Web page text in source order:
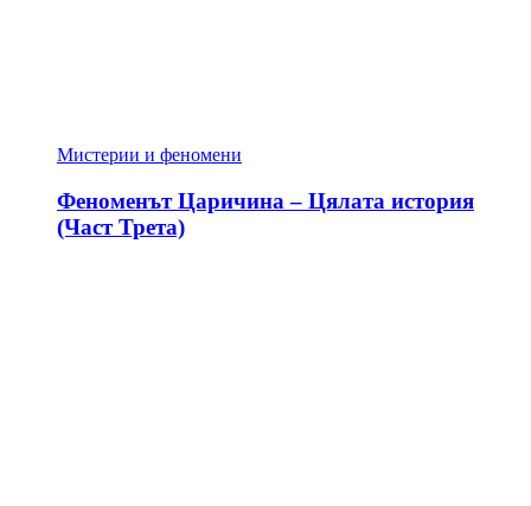
Мистерии и феномени
Феноменът Царичина – Цялата история
(Част Трета)